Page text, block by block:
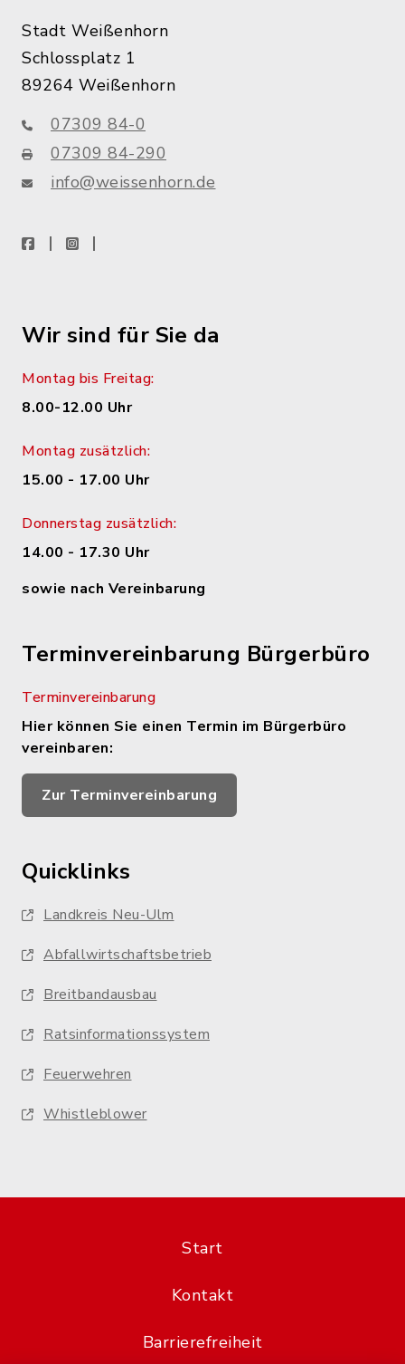
Stadt Weißenhorn
Schlossplatz 1
89264 Weißenhorn
07309 84-0
07309 84-290
info@weissenhorn.de
facebookinstagram
Wir sind für Sie da
Montag bis Freitag:
8.00-12.00 Uhr
Montag zusätzlich:
15.00 - 17.00 Uhr
Donnerstag zusätzlich:
14.00 - 17.30 Uhr
sowie nach Vereinbarung
Terminvereinbarung Bürgerbüro
Terminvereinbarung
Hier können Sie einen Termin im Bürgerbüro
vereinbaren:
Zur Terminvereinbarung
Quicklinks
Landkreis Neu-Ulm
Abfallwirtschaftsbetrieb
Breitbandausbau
Ratsinformationssystem
Feuerwehren
Whistleblower
Start
Kontakt
Barrierefreiheit